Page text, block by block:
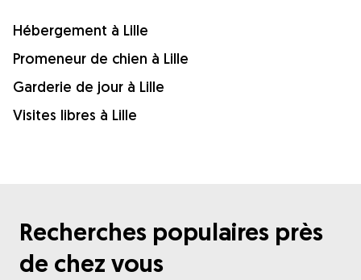
Hébergement à Lille
Promeneur de chien à Lille
Garderie de jour à Lille
Visites libres à Lille
Recherches populaires près
de chez vous